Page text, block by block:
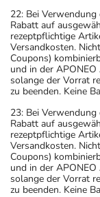
22: Bei
Rabatt auf
rezeptpflichtige
Versandkosten.
Coupons)
und in der
solange der Vorrat
zu beenden. Keine
23: Bei
Rabatt auf
rezeptpflichtige
Versandkosten.
Coupons)
und in der
solange der Vorrat
zu beenden. Keine